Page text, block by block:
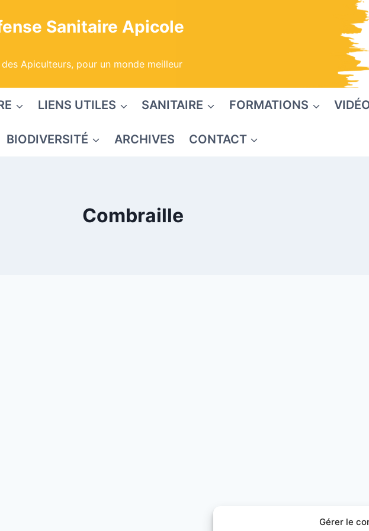
Gérer le
Sanitaire Apicole
Apiculteurs, pour un monde meilleur
LIENS UTILES SANITAIRE FORMATIONS
BIODIVERSITÉ ARCHIVES CONTACT
Combraille